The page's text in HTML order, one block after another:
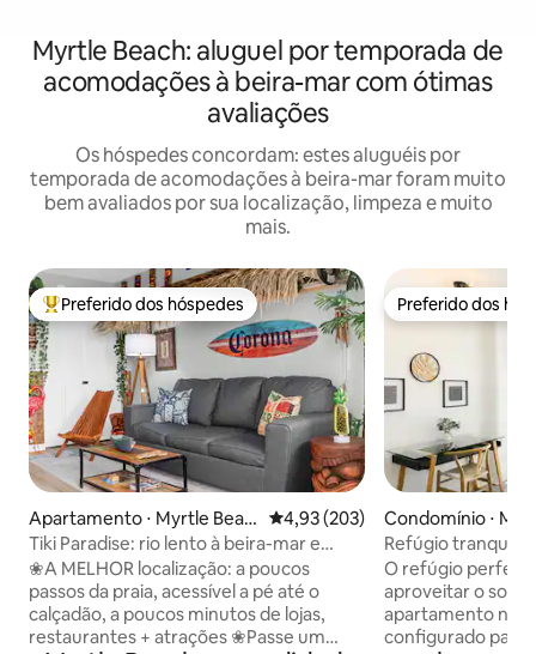
Myrtle Beach: aluguel por temporada de
acomodações à beira-mar com ótimas
avaliações
Os hóspedes concordam: estes aluguéis por
temporada de acomodações à beira-mar foram muito
bem avaliados por sua localização, limpeza e muito
mais.
Entre os melhores preferidos dos hóspedes
Preferido dos hóspedes
Apartamento ⋅ Myrtle Beac
h
4,93 de uma avaliação média de
4,93 (203)
Tiki Paradise: rio lento à beira-mar e
banheiras de hidromassagem
❀A MELHOR localização: a poucos
passos da praia, acessível a pé até o
calçadão, a poucos minutos de lojas,
restaurantes + atrações ❀Passe um
Preferido dos
Preferido dos
Condomínio ⋅
Refúgio tranquilo
- SeaWatch 903
O refúgio
aproveitar o sol, a
apartamento no
configurado para